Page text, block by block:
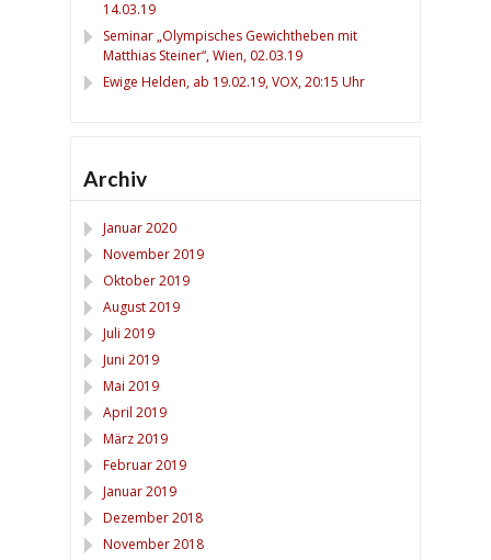
14.03.19
Seminar „Olympisches Gewichtheben mit
Matthias Steiner“, Wien, 02.03.19
Ewige Helden, ab 19.02.19, VOX, 20:15 Uhr
Archiv
Januar 2020
November 2019
Oktober 2019
August 2019
Juli 2019
Juni 2019
Mai 2019
April 2019
März 2019
Februar 2019
Januar 2019
Dezember 2018
November 2018